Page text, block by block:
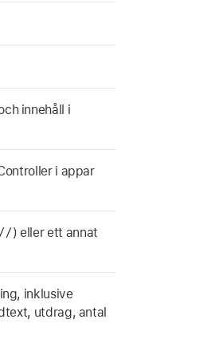
innehåll i
i appar
) eller ett annat
inklusive
utdrag, antal